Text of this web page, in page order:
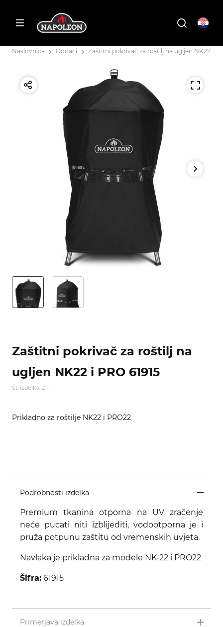
Naslovnica Dodaci Zaštitni pokrivač za roštilj na ugljen NK22 i
Zaštitni pokrivač za roštilj na
ugljen NK22 i PRO 61915
Št. izdelka: 211
Prikladno za roštilje NK22 i PRO22
Podrobnosti izdelka
Premium tkanina otporna na UV zračenje
neće pucati niti izblijediti, vodootporna je i
pruža potpunu zaštitu od vremenskih uvjeta.
Navlaka je prikladna za modele NK-22 i PRO22
Šifra: 61915
Primerjava izdelka